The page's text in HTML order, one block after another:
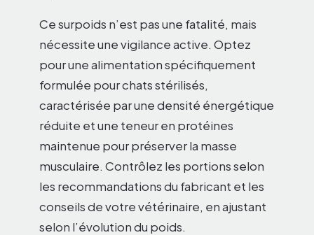
Ce surpoids n’est pas une fatalité, mais
nécessite une vigilance active. Optez
pour une alimentation spécifiquement
formulée pour chats stérilisés,
caractérisée par une densité énergétique
réduite et une teneur en protéines
maintenue pour préserver la masse
musculaire. Contrôlez les portions selon
les recommandations du fabricant et les
conseils de votre vétérinaire, en ajustant
selon l’évolution du poids.